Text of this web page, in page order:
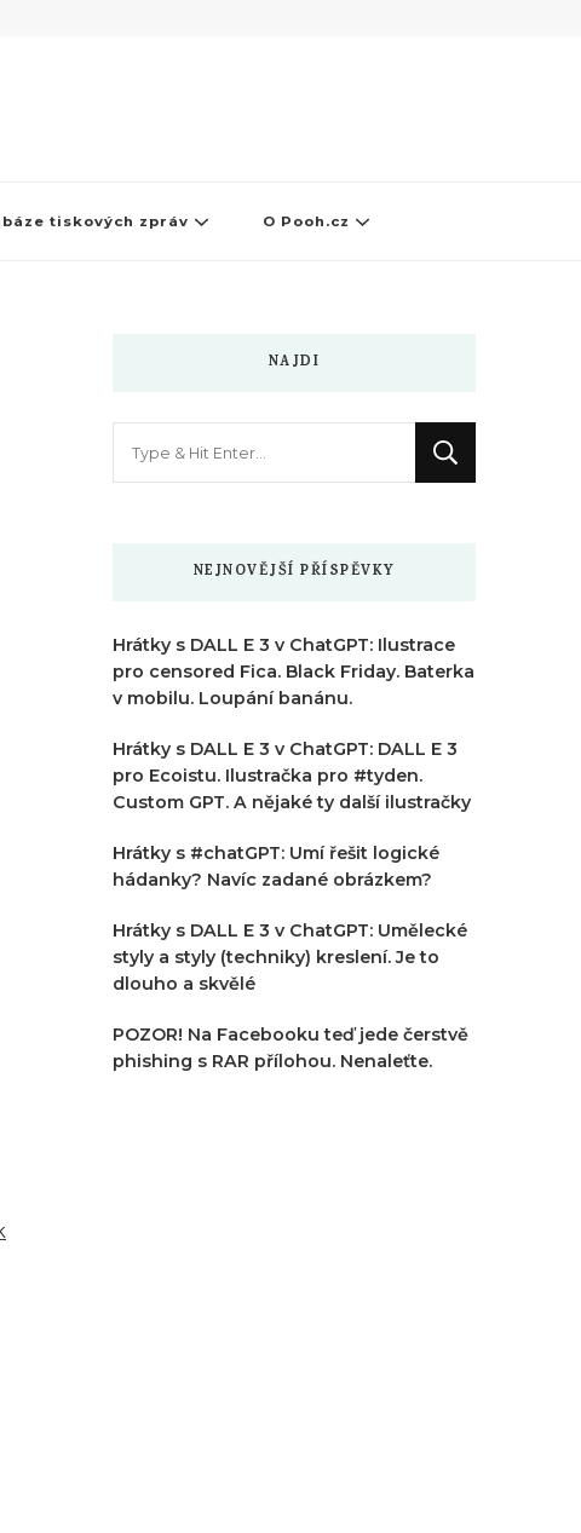
tiskových zpráv O Pooh.cz
NAJDI
NEJNOVĚJŠÍ PŘÍSPĚVKY
Hrátky s DALL E 3 v ChatGPT: Ilustrace
pro censored Fica. Black Friday. Baterka
v mobilu. Loupání banánu.
Hrátky s DALL E 3 v ChatGPT: DALL E 3
pro Ecoistu. Ilustračka pro #tyden.
Custom GPT. A nějaké ty další ilustračky
Hrátky s #chatGPT: Umí řešit logické
hádanky? Navíc zadané obrázkem?
Hrátky s DALL E 3 v ChatGPT: Umělecké
styly a styly (techniky) kreslení. Je to
dlouho a skvělé
POZOR! Na Facebooku teď jede čerstvě
phishing s RAR přílohou. Nenaleťte.